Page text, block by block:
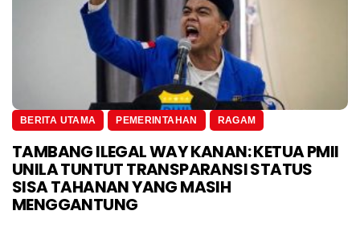
BERITA UTAMA PEMERINTAHAN RAGAM
TAMBANG ILEGAL WAY KANAN: KETUA PMII
UNILA TUNTUT TRANSPARANSI STATUS
SISA TAHANAN YANG MASIH
MENGGANTUNG